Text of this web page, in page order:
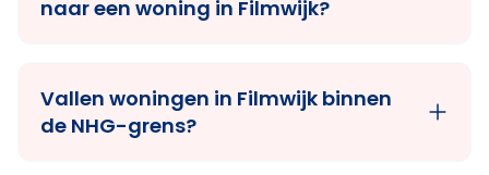
naar een woning in Filmwijk?
Vallen woningen in Filmwijk binnen
de NHG-grens?